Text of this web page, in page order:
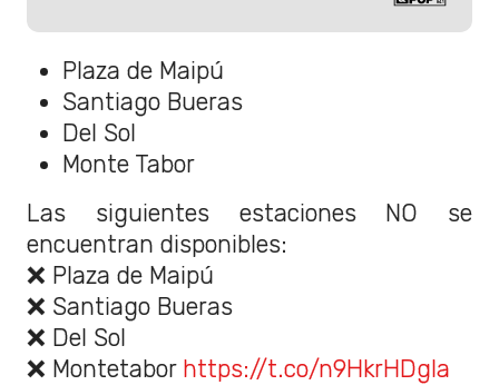
Plaza de Maipú
Santiago Bueras
Del Sol
Monte Tabor
Las siguientes estaciones NO se
encuentran disponibles:
❌ Plaza de Maipú
❌ Santiago Bueras
❌ Del Sol
❌ Montetabor https://t.co/n9HkrHDgla